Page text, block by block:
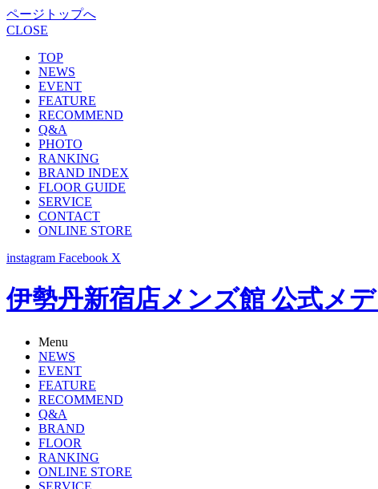
ページトップへ
CLOSE
TOP
NEWS
EVENT
FEATURE
RECOMMEND
Q&A
PHOTO
RANKING
BRAND INDEX
FLOOR GUIDE
SERVICE
CONTACT
ONLINE STORE
instagram Facebook X
伊勢丹新宿店メンズ館 公式メ
Menu
NEWS
EVENT
FEATURE
RECOMMEND
Q&A
BRAND
FLOOR
RANKING
ONLINE STORE
SERVICE